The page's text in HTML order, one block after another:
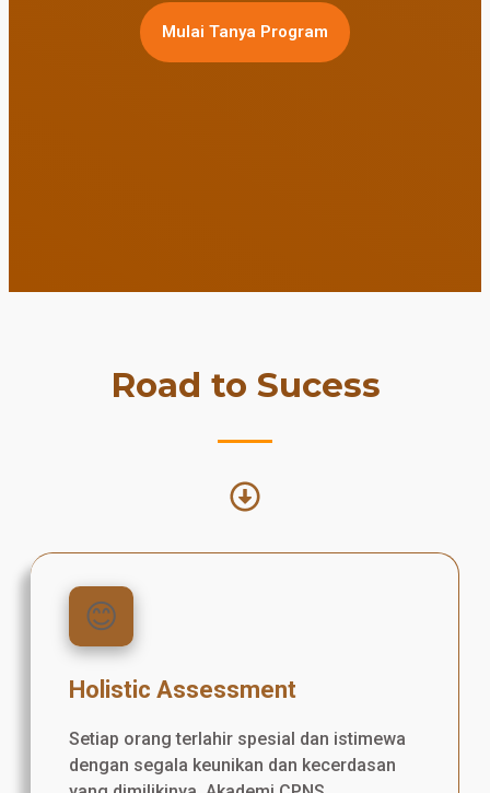
Mulai Tanya Program
Road to Sucess
😊
Holistic Assessment
Setiap orang terlahir spesial dan istimewa
dengan segala keunikan dan kecerdasan